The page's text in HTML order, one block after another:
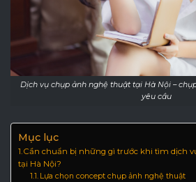
Dịch vụ chụp ảnh nghệ thuật tại Hà Nội –
yêu cầu
Mục lục
Cần chuẩn bị những gì trước khi tìm dịch
tại Hà Nội?
Lựa chọn concept chụp ảnh nghệ thuật